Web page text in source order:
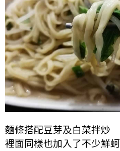
麵條搭配豆芽及白菜拌炒
裡面同樣也加入了不少鮮蚵